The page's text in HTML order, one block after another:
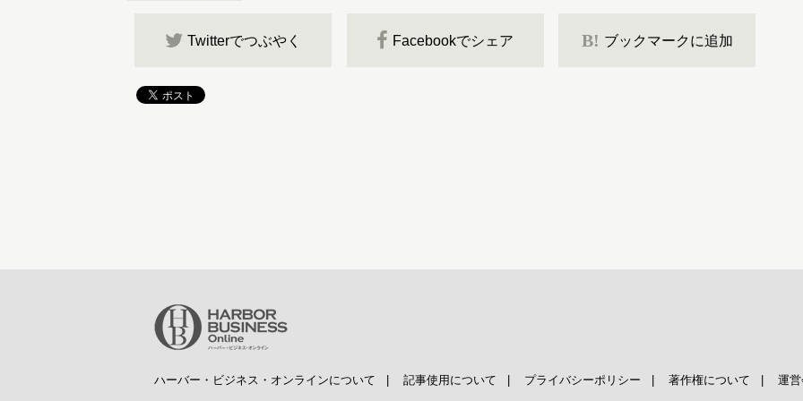
Twitterでつぶやく Facebookでシェア B! ブックマークに追加
ハーバー・ビジネス・オンラインについて 記事使用について プライバシーポリシー 著作権について 運